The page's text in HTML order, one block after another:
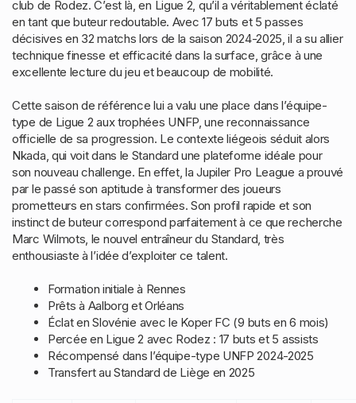
club de Rodez. C’est là, en Ligue 2, qu’il a véritablement éclaté
en tant que buteur redoutable. Avec 17 buts et 5 passes
décisives en 32 matchs lors de la saison 2024-2025, il a su allier
technique finesse et efficacité dans la surface, grâce à une
excellente lecture du jeu et beaucoup de mobilité.
Cette saison de référence lui a valu une place dans l’équipe-
type de Ligue 2 aux trophées UNFP, une reconnaissance
officielle de sa progression. Le contexte liégeois séduit alors
Nkada, qui voit dans le Standard une plateforme idéale pour
son nouveau challenge. En effet, la Jupiler Pro League a prouvé
par le passé son aptitude à transformer des joueurs
prometteurs en stars confirmées. Son profil rapide et son
instinct de buteur correspond parfaitement à ce que recherche
Marc Wilmots, le nouvel entraîneur du Standard, très
enthousiaste à l’idée d’exploiter ce talent.
Formation initiale à Rennes
Prêts à Aalborg et Orléans
Éclat en Slovénie avec le Koper FC (9 buts en 6 mois)
Percée en Ligue 2 avec Rodez : 17 buts et 5 assists
Récompensé dans l’équipe-type UNFP 2024-2025
Transfert au Standard de Liège en 2025